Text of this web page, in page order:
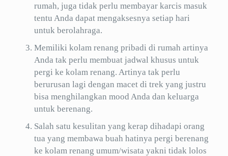
rumah, juga tidak perlu membayar karcis masuk
tentu Anda dapat mengaksesnya setiap hari
untuk berolahraga.
Memiliki kolam renang pribadi di rumah artinya
Anda tak perlu membuat jadwal khusus untuk
pergi ke kolam renang. Artinya tak perlu
berurusan lagi dengan macet di trek yang justru
bisa menghilangkan mood Anda dan keluarga
untuk berenang.
Salah satu kesulitan yang kerap dihadapi orang
tua yang membawa buah hatinya pergi berenang
ke kolam renang umum/wisata yakni tidak lolos